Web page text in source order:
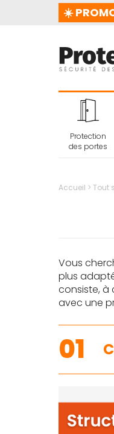
☀️
Protection
des portes
Accueil Tout
Vous
plus
consiste, à
avec une
01